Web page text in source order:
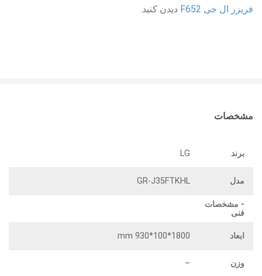
فریزر ال جی F652 دیدن کنید.
مشخصات
برند LG
مدل GR-J35FTKHL
- مشخصات
فنی
ابعاد 1800*100*930 mm
وزن –